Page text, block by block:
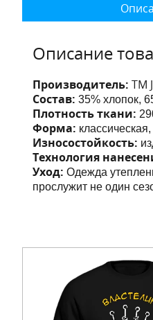
Описание
Производитель: ТМ
Состав: 35% хлопок,
Плотность ткани:
Форма:
Износостойкость:
Технология
Уход: Одежда
прослужит не один